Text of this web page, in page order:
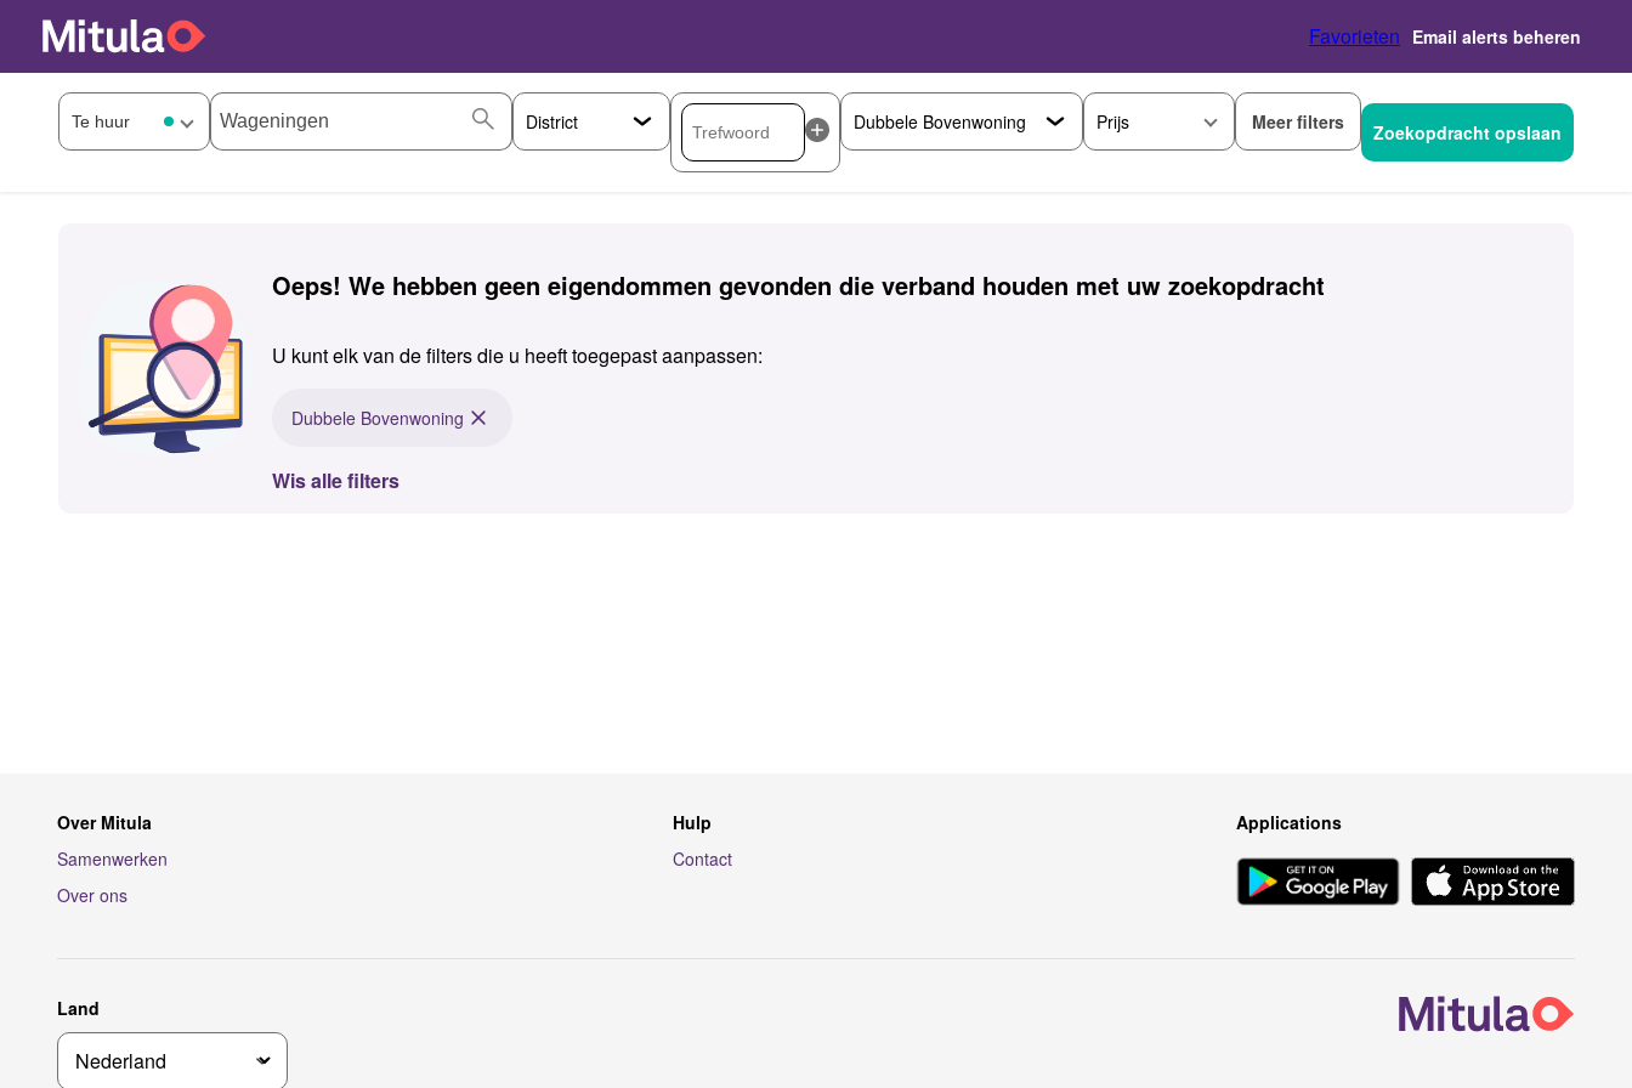
Favorieten Email alerts beheren
Prijs Meer filters Zoekopdracht opslaan
Oeps! We hebben geen eigendommen gevonden die verband houden met uw zoekopdracht
U kunt elk van de filters die u heeft toegepast aanpassen:
Dubbele Bovenwoning
Wis alle filters
Over Mitula
Samenwerken
Over ons
Hulp
Contact
Applications
Land